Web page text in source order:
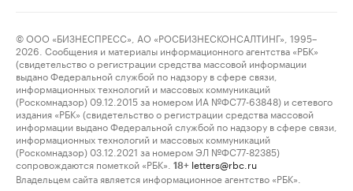
© ООО «БИЗНЕСПРЕСС», АО «РОСБИЗНЕСКОНСАЛТИНГ», 1995–
2026. Сообщения и материалы информационного агентства «РБК»
(свидетельство о регистрации средства массовой информации
выдано Федеральной службой по надзору в сфере связи,
информационных технологий и массовых коммуникаций
(Роскомнадзор) 09.12.2015 за номером ИА №ФС77-63848) и сетевого
издания «РБК» (свидетельство о регистрации средства массовой
информации выдано Федеральной службой по надзору в сфере связи,
информационных технологий и массовых коммуникаций
(Роскомнадзор) 03.12.2021 за номером ЭЛ №ФС77-82385)
сопровождаются пометкой «РБК».
18+ letters@rbc.ru
Владельцем сайта является информационное агентство «РБК».